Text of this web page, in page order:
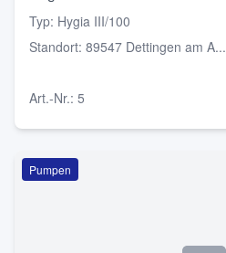
Typ: Hygia III/100
Standort: 89547 Dettingen am A...
Art.-Nr.: 5
Pumpen